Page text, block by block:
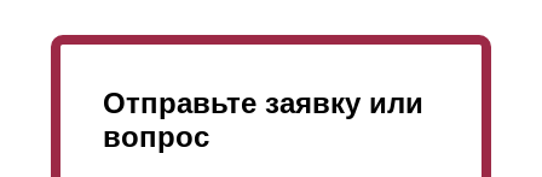
порошковое покрытие стоит дороже, чем
случае, когда оно вам точно подходит.
Отправьте заявку или
вопрос